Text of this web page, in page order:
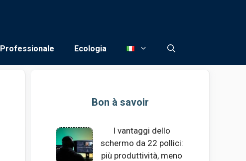
Professionale Ecologia
Bon à savoir
I vantaggi dello
schermo da 22 pollici:
più produttività, meno